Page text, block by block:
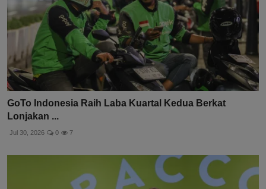
GoTo Indonesia Raih Laba Kuartal Kedua Berkat
Lonjakan ...
Jul 30, 2026 0 7